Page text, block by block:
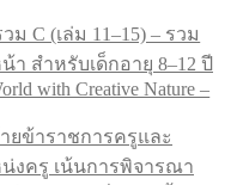
C (เล่ม 11–15) – รวม
สำหรับเด็กอายุ 8–12 ปี
with Creative Nature –
ยข้าราชการครูและ
งครู เน้นการพิจารณา